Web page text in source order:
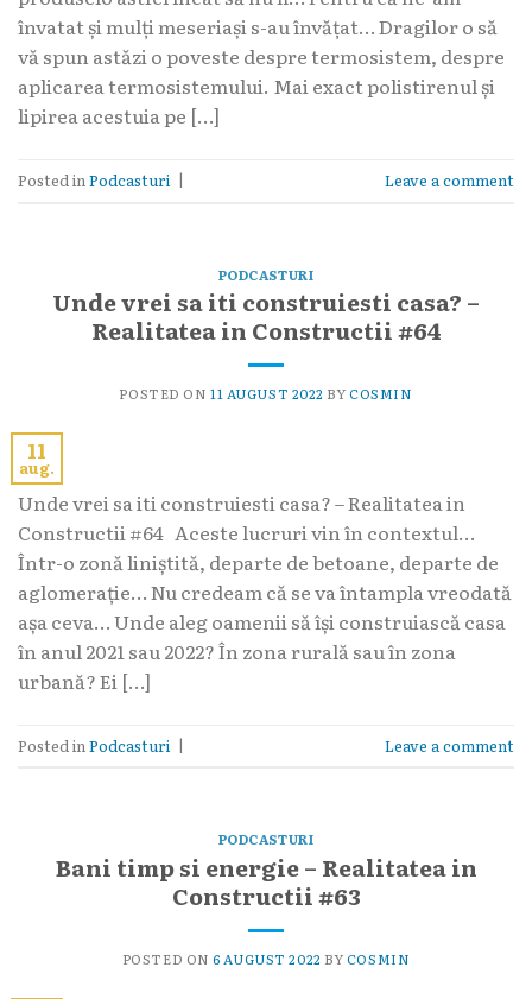
învatat și mulți meseriași s-au învățat… Dragilor o să
vă spun astăzi o poveste despre termosistem, despre
aplicarea termosistemului. Mai exact polistirenul și
lipirea acestuia pe […]
Posted inPodcasturi | Leave a comment
PODCASTURI
Unde vrei sa iti construiesti casa? –
Realitatea in Constructii #64
POSTED ON11 AUGUST 2022 BYCOSMIN
11
aug.
Unde vrei sa iti construiesti casa? – Realitatea in
Constructii #64 Aceste lucruri vin în contextul…
Într-o zonă liniștită, departe de betoane, departe de
aglomerație… Nu credeam că se va întampla vreodată
așa ceva… Unde aleg oamenii să își construiască casa
în anul 2021 sau 2022? În zona rurală sau în zona
urbană? Ei […]
Posted in Podcasturi | Leave a comment
PODCASTURI
Bani timp si energie – Realitatea in
Constructii #63
POSTED ON6 AUGUST 2022 BYCOSMIN